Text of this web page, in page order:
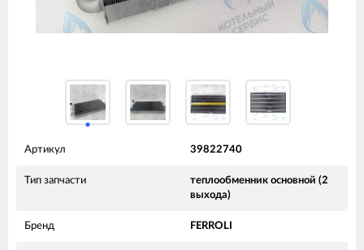
Артикул 39822740
Тип запчасти
теплообменник основной (2
выхода)
Бренд FERROLI